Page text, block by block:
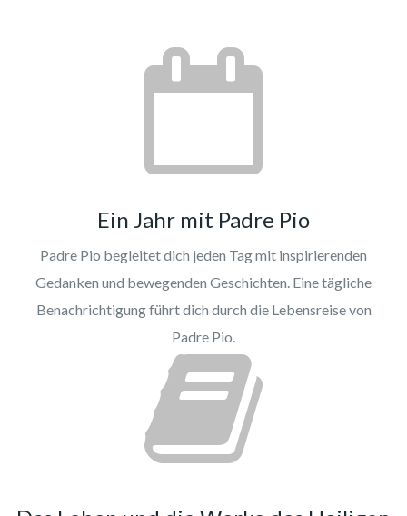
Ein Jahr mit Padre Pio
Padre Pio begleitet dich jeden Tag mit inspirierenden
Gedanken und bewegenden Geschichten. Eine tägliche
Benachrichtigung führt dich durch die Lebensreise von
Padre Pio.